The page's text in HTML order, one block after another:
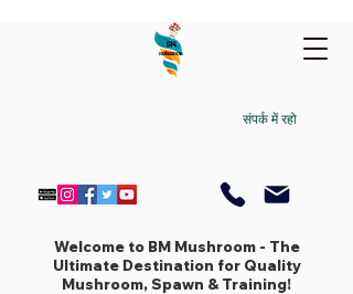
संपर्क में रहो
Welcome to BM Mushroom - The
Ultimate Destination for Quality
Mushroom, Spawn & Training!